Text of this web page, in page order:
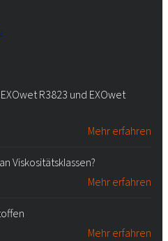
R3823 und EXOwet
Mehr erfahren
Viskositätsklassen?
Mehr erfahren
Mehr erfahren